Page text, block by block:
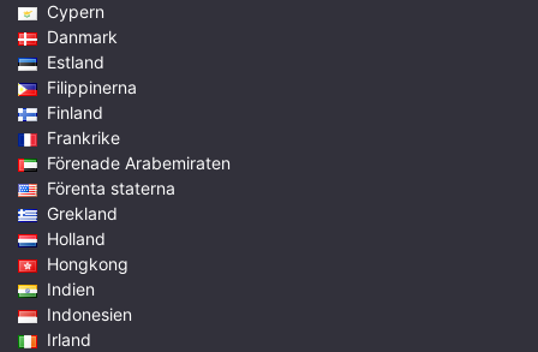
Cypern
Danmark
Estland
Filippinerna
Finland
Frankrike
Förenade Arabemiraten
Förenta staterna
Grekland
Holland
Hongkong
Indien
Indonesien
Irland